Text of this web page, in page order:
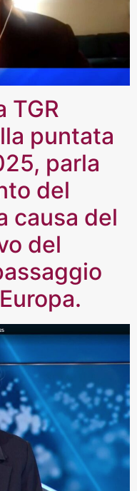
TGR
puntata
parla
del
causa del
del